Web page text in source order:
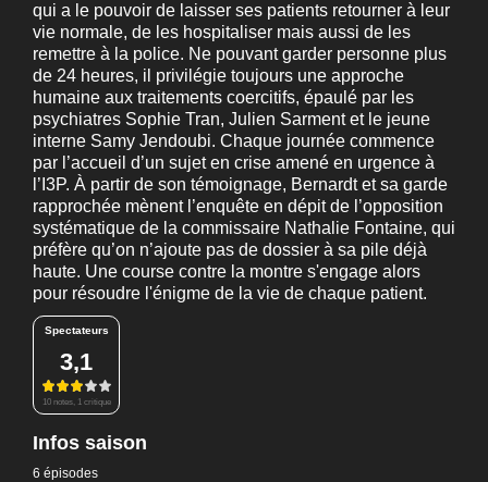
qui a le pouvoir de laisser ses patients retourner à leur
vie normale, de les hospitaliser mais aussi de les
remettre à la police. Ne pouvant garder personne plus
de 24 heures, il privilégie toujours une approche
humaine aux traitements coercitifs, épaulé par les
psychiatres Sophie Tran, Julien Sarment et le jeune
interne Samy Jendoubi. Chaque journée commence
par l’accueil d’un sujet en crise amené en urgence à
l’I3P. À partir de son témoignage, Bernardt et sa garde
rapprochée mènent l’enquête en dépit de l’opposition
systématique de la commissaire Nathalie Fontaine, qui
préfère qu’on n’ajoute pas de dossier à sa pile déjà
haute. Une course contre la montre s'engage alors
pour résoudre l'énigme de la vie de chaque patient.
Spectateurs
3,1
10 notes, 1 critique
Infos saison
6 épisodes